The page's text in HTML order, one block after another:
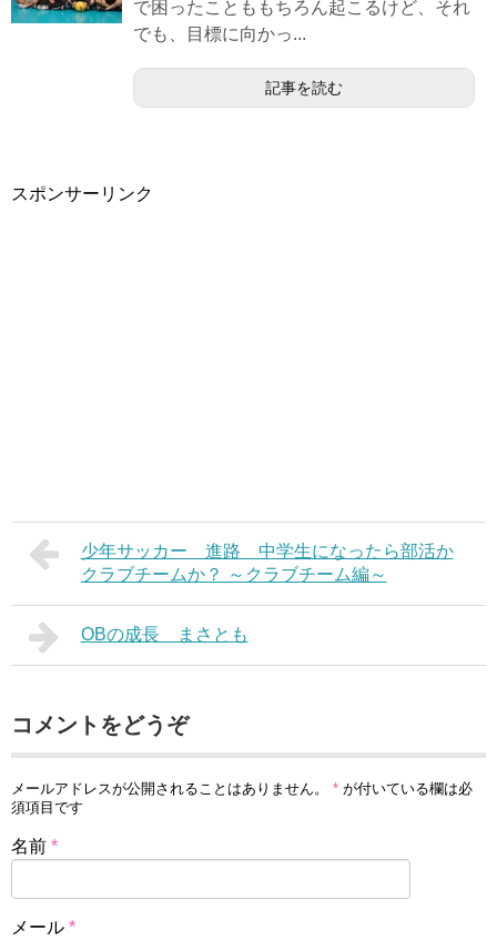
で困ったことももちろん起こるけど、それ
でも、目標に向かっ...
記事を読む
スポンサーリンク
少年サッカー 進路 中学生になったら部活か
クラブチームか？ ～クラブチーム編～
OBの成長 まさとも
コメントをどうぞ
メールアドレスが公開されることはありません。 * が付いている欄は必
須項目です
名前 *
メール *